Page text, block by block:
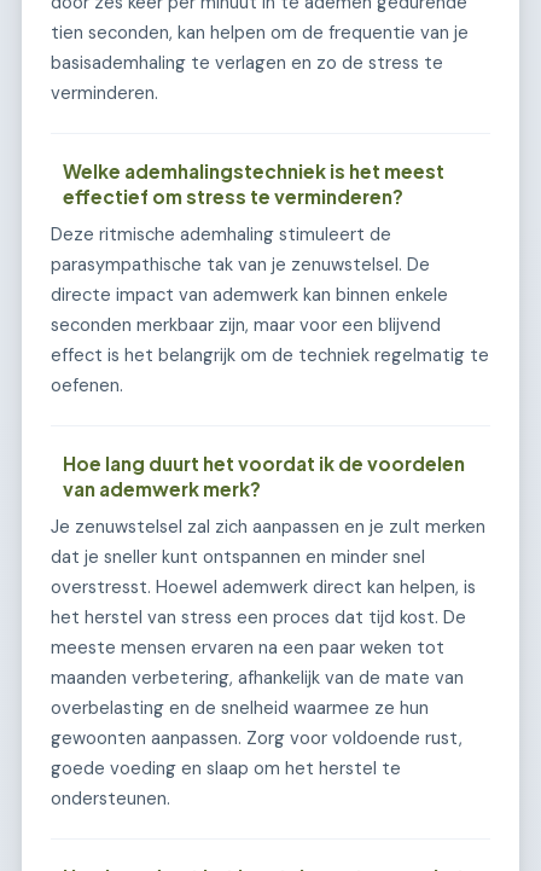
tien seconden, kan helpen om de frequentie van je
basisademhaling te verlagen en zo de stress te
verminderen.
Welke ademhalingstechniek is het meest
effectief om stress te verminderen?
Deze ritmische ademhaling stimuleert de
parasympathische tak van je zenuwstelsel. De
directe impact van ademwerk kan binnen enkele
seconden merkbaar zijn, maar voor een blijvend
effect is het belangrijk om de techniek regelmatig te
oefenen.
Hoe lang duurt het voordat ik de voordelen
van ademwerk merk?
Je zenuwstelsel zal zich aanpassen en je zult merken
dat je sneller kunt ontspannen en minder snel
overstresst. Hoewel ademwerk direct kan helpen, is
het herstel van stress een proces dat tijd kost. De
meeste mensen ervaren na een paar weken tot
maanden verbetering, afhankelijk van de mate van
overbelasting en de snelheid waarmee ze hun
gewoonten aanpassen. Zorg voor voldoende rust,
goede voeding en slaap om het herstel te
ondersteunen.